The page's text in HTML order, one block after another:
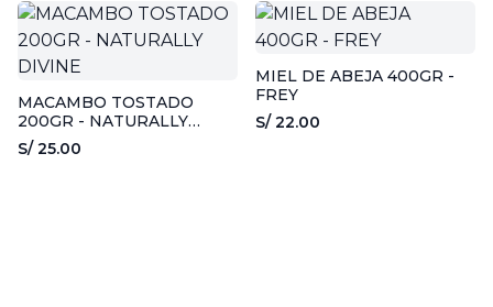
MACAMBO TOSTADO
200GR - NATURALLY
DIVINE
S/ 25.00
MIEL DE ABEJA 400GR -
FREY
S/ 22.00